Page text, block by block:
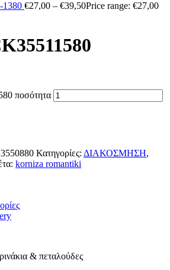
€27,00 – €39,50Price range: €27,00
ποσότητα
Κατηγορίες: ΔΙΑΚΟΣΜΗΣΗ,
korniza romantiki
& πεταλούδες